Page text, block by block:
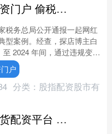
网上配资门户 偷税超900万元！4000万粉丝“探店”网红白冰被查
税务总局公开通报一起网红
型案例。经查，探店博主白
至 2024 年间，通过违规变更
虚假申报等违法手段，偷逃
....
户
分类： 股指配资股市有
长沙期货配资平台 预证价383万起！联发集团深圳龙华新盘入市